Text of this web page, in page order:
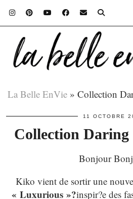
La Belle EnVie » Collection
11 OCTOBRE
Collection
Bonjour
Kiko vient de sortir une
« Luxurious »?inspir?e des